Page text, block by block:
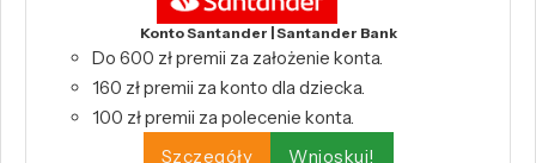
Konto Santander | Santander Bank
Do 600 zł premii za założenie konta.
160 zł premii za konto dla dziecka.
100 zł premii za polecenie konta.
Szczegóły
Wnioskuj!